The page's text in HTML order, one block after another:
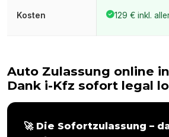
Kosten 129 € inkl.
Auto Zulassung online in
Dank i-Kfz sofort legal
🚀 Die Sofortzulassung –